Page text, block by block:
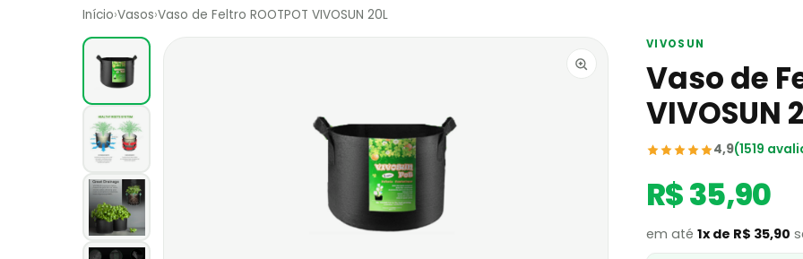
Início›Vasos›Vaso de Feltro ROOTPOT VIVOSUN 20L
VIVOSUN
Vaso de
VIVOSUN
4,9(1519
R$ 35,90
em até 1x de R$ 35,90